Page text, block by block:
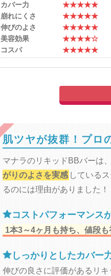
カバー力
★★★★★
崩れにくさ
★★★★★
伸びのよさ
★★★★★
美容効果
★★★★☆
コスパ
★★★★★
肌ツヤが抜群！プロ
マナラのリキッドBBバーは、
がりのよさを実感 している
るのには理由がありました！
コストパフォーマンス
1本3～4ヶ月も持ち、値段も
 しっかりとしたカバー
伸びの良さに評価があるリ